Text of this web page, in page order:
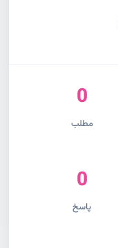
0
مطلب
0
پاسخ